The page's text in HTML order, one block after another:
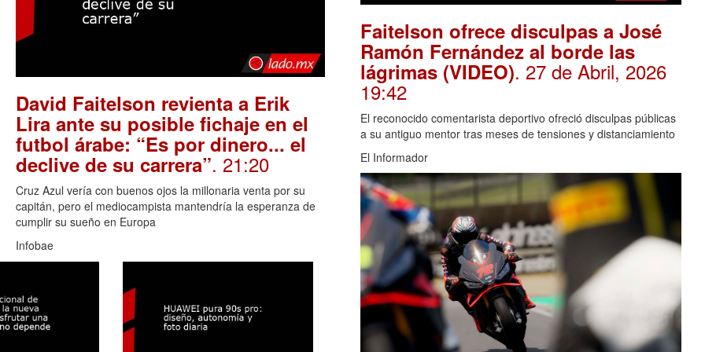
David Faitelson revienta a Erik
Lira ante su posible fichaje en el
futbol árabe: “Es por dinero... el
declive de su carrera”. 21:20
Cruz Azul vería con buenos ojos la millonaria venta por su
capitán, pero el mediocampista mantendría la esperanza de
cumplir su sueño en Europa
Infobae
Faitelson ofrece disculpas a José
Ramón Fernández al borde las
lágrimas (VIDEO). 27 de Abril, 2026
19:42
El reconocido comentarista deportivo ofreció disculpas públicas
a su antiguo mentor tras meses de tensiones y distanciamiento
El Informador